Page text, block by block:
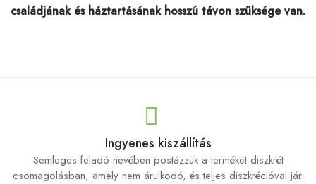
családjának és háztartásának hosszú távon szüksége van.
Ingyenes kiszállítás
Semleges feladó nevében postázzuk a terméket diszkrét
csomagolásban, amely nem árulkodó, és teljes diszkrécióval jár.